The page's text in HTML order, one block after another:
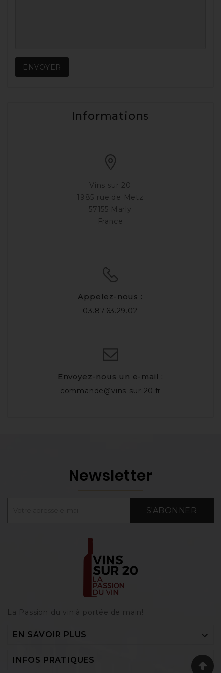
ENVOYER
Informations
Vins sur 20
1985 rue de Metz
57155 Marly
France
Appelez-nous :
03.87.63.29.02
Envoyez-nous un e-mail :
commande@vins-sur-20.fr
Newsletter
S'ABONNER
La Passion du vin à portée de main‎!
EN SAVOIR PLUS 
INFOS PRATIQUES 